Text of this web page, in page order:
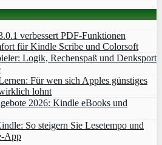
verbessert PDF-Funktionen
für Kindle Scribe und Colorsoft
Logik, Rechenspaß und Denksport
Für wen sich Apples günstiges
lohnt
2026: Kindle eBooks und
So steigern Sie Lesetempo und
App